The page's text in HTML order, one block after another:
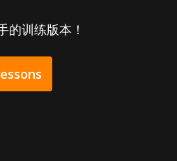
的训练版本！